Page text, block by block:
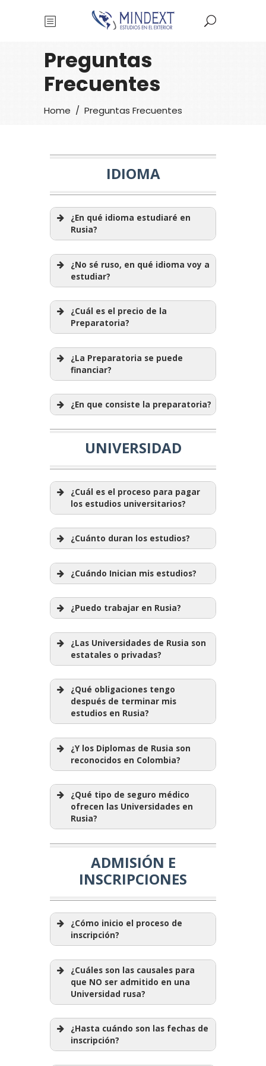
Preguntas
Frecuentes
Home / Preguntas Frecuentes
IDIOMA
¿En qué idioma estudiaré en
Rusia?
¿No sé ruso, en qué idioma voy a
estudiar?
¿Cuál es el precio de la
Preparatoria?
¿La Preparatoria se puede
financiar?
¿En que consiste la preparatoria?
UNIVERSIDAD
¿Cuál es el proceso para pagar
los estudios universitarios?
¿Cuánto duran los estudios?
¿Cuándo Inician mis estudios?
¿Puedo trabajar en Rusia?
¿Las Universidades de Rusia son
estatales o privadas?
¿Qué obligaciones tengo
después de terminar mis
estudios en Rusia?
¿Y los Diplomas de Rusia son
reconocidos en Colombia?
¿Qué tipo de seguro médico
ofrecen las Universidades en
Rusia?
ADMISIÓN E
INSCRIPCIONES
¿Cómo inicio el proceso de
inscripción?
¿Cuáles son las causales para
que NO ser admitido en una
Universidad rusa?
¿Hasta cuándo son las fechas de
inscripción?